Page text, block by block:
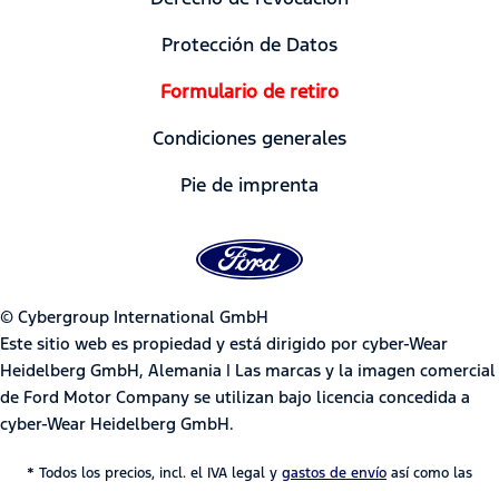
Protección de Datos
Formulario de retiro
Condiciones generales
Pie de imprenta
© Cybergroup International GmbH
Este sitio web es propiedad y está dirigido por cyber-Wear
Heidelberg GmbH, Alemania | Las marcas y la imagen comercial
de Ford Motor Company se utilizan bajo licencia concedida a
cyber-Wear Heidelberg GmbH.
* Todos los precios, incl. el IVA legal y gastos de envío así como las